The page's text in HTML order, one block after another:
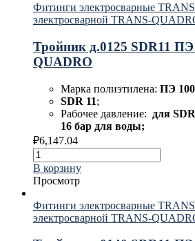
Фитинги электросварные
электросварной TRANS-
Тройник д.0125 SDR11
QUADRO
Марка полиэтилена: ПЭ 100
SDR 11;
Рабочее давление: для
16 бар для воды;
₽6,147.04
В корзину
Просмотр
Фитинги электросварные
электросварной TRANS-